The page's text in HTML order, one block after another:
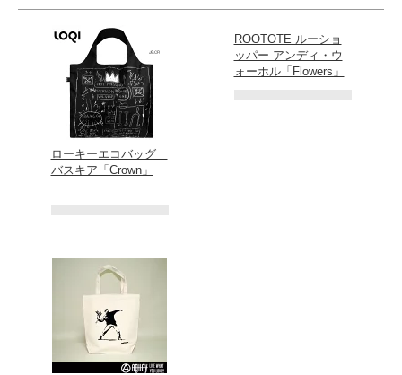
ローキーエコバッグ
バスキア「Crown」
ROOTOTE ルーショ
ッパー アンディ・ウ
ォーホル「Flowers」